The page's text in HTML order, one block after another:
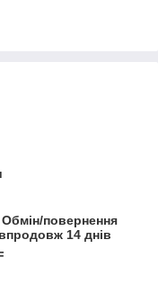
Обмін/повернення
14 днів